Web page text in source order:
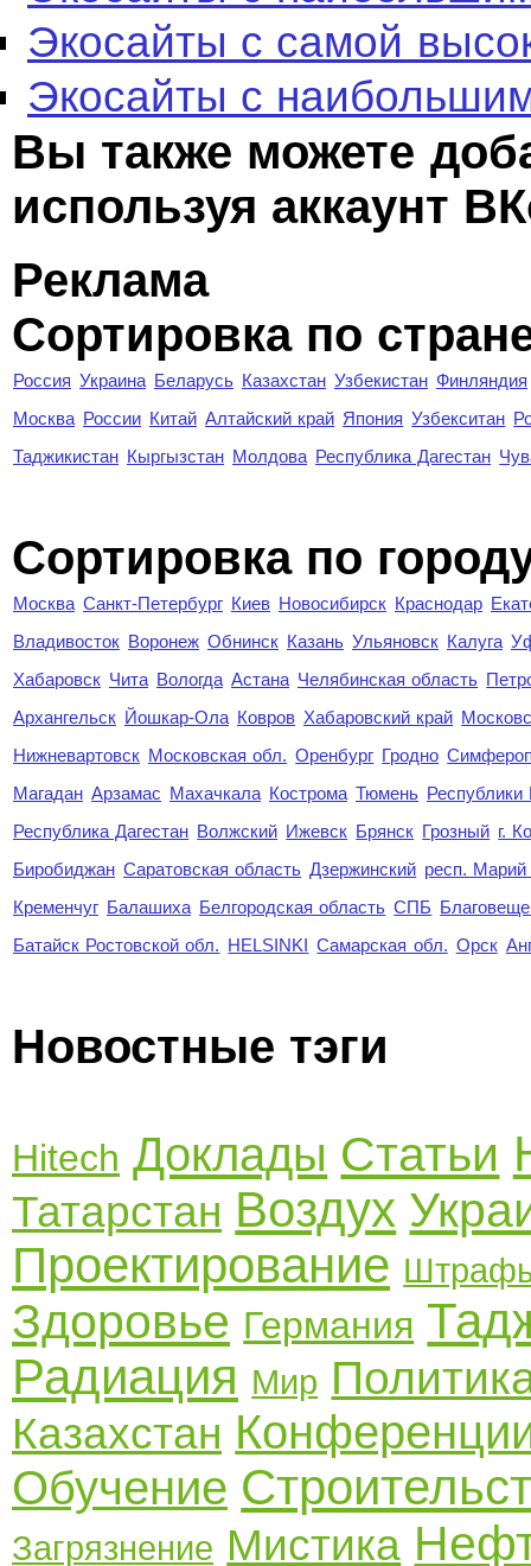
Экосайты с самой
Экосайты с
Вы также можете
используя аккаунт
Реклама
Сортировка по
Россия Украина Беларусь Казахстан Узбекистан Финляндия
Москва России Китай Алтайский край Япония Узбекситан
Таджикистан Кыргызстан Молдова Республика Дагестан
Cортировка по
Москва Санкт-Петербург Киев Новосибирск Краснодар
Владивосток Воронеж Обнинск Казань Ульяновск Калуга
Хабаровск Чита Вологда Астана Челябинская область
Архангельск Йошкар-Ола Ковров Хабаровский край
Нижневартовск Московская обл. Оренбург Гродно
Магадан Арзамас Махачкала Кострома Тюмень Республики
Республика Дагестан Волжский Ижевск Брянск Грозный г.
Биробиджан Саратовская область Дзержинский респ.
Кременчуг Балашиха Белгородская область СПБ
Батайск Ростовской обл. HELSINKI Самарская обл. Орск
Новостные тэги
Hitech Доклады Статьи
Татарстан Воздух
Проектирование
Здоровье Германия
Радиация Мир
Казахстан
Обучение
Загрязнение Мистика